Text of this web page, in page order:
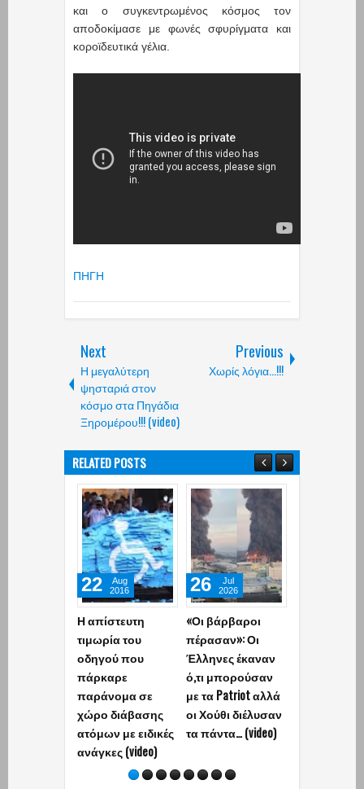
και ο συγκεντρωμένος κόσμος τον
αποδοκίμασε με φωνές σφυρίγματα και
κοροϊδευτικά γέλια.
ΠΗΓΗ
Next
Η μεγαλύτερη
ψησταριά στον
κόσμο στα Πηγάδια
Ξηρομέρου!!! (video)
Previous
Χωρίς λόγια...!!!
RELATED POSTS
Η απίστευτη
τιμωρία του
οδηγού που
πάρκαρε
παράνομα σε
χώρο διάβασης
ατόμων με ειδικές
ανάγκες (video)
22
Aug
2016
«Οι βάρβαροι
πέρασαν»: Οι
Έλληνες έκαναν
ό,τι μπορούσαν
με τα Patriot αλλά
οι Χούθι διέλυσαν
τα πάντα… (video)
26
Jul
2026